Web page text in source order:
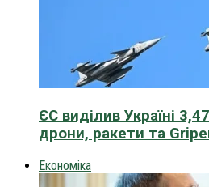
ЄС виділив Україні
дрони, ракети та
Економіка